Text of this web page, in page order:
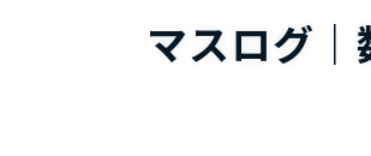
マスログ